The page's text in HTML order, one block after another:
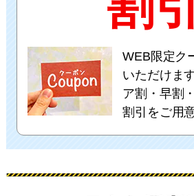
WEB限定ク
いただけま
ア割・早割
割引をご用